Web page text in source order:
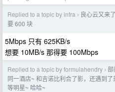
Replied to a topic by infra › 良心云又来
要 600 块
5Mbps 只有 625KB/s
想要 10MB/s 那得要 100Mbps
Replied to a topic by formulahendry › 部
同一酒店~ 和吉诺比利合了影，还遇到
等明星~ 哈哈~